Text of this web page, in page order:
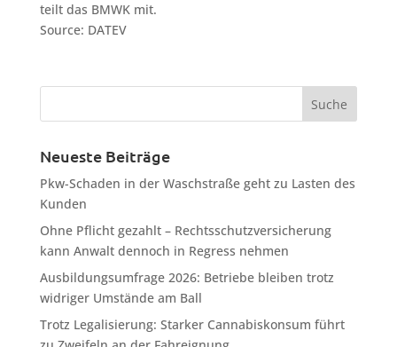
teilt das BMWK mit.
Source: DATEV
Neueste Beiträge
Pkw-Schaden in der Waschstraße geht zu Lasten des
Kunden
Ohne Pflicht gezahlt – Rechtsschutzversicherung
kann Anwalt dennoch in Regress nehmen
Ausbildungsumfrage 2026: Betriebe bleiben trotz
widriger Umstände am Ball
Trotz Legalisierung: Starker Cannabiskonsum führt